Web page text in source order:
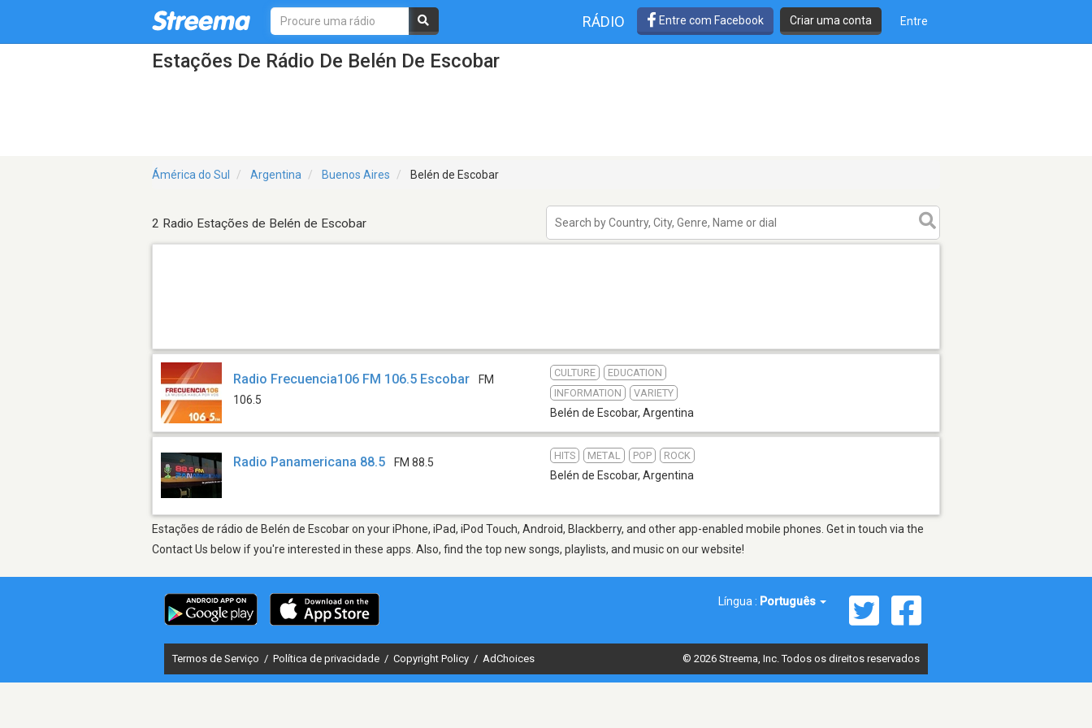
RÁDIO Entre com Facebook Criar uma conta Entre
Estações De Rádio De Belén De Escobar
Ámérica do Sul Argentina Buenos Aires Belén de Escobar
2 Radio Estações de Belén de Escobar
Radio Frecuencia106 FM 106.5 Escobar
FM
106.5
CULTURE
EDUCATION
INFORMATION
VARIETY
Belén de Escobar, Argentina
Radio Panamericana 88.5 FM 88.5
HITS METAL POP ROCK
Belén de Escobar, Argentina
Estações de rádio de Belén de Escobar on your iPhone, iPad, iPod Touch, Android, Blackberry, and other app-enabled mobile phones. Get in touch via the
Contact Us below if you're interested in these apps. Also, find the top new songs, playlists, and music on our website!
Língua : Português
Termos de Serviço / Política de privacidade / Copyright Policy / AdChoices © 2026 Streema, Inc. Todos os direitos reservados